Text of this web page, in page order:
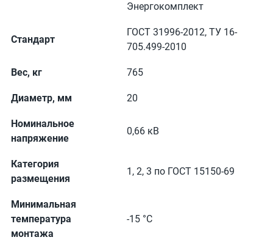
Энергокомплект
Стандарт
ГОСТ 31996-2012, ТУ 16-
705.499-2010
Вес, кг 765
Диаметр, мм 20
Номинальное
напряжение
0,66 кВ
Категория
размещения
1, 2, 3 по ГОСТ 15150-69
Минимальная
температура
монтажа
-15 °С